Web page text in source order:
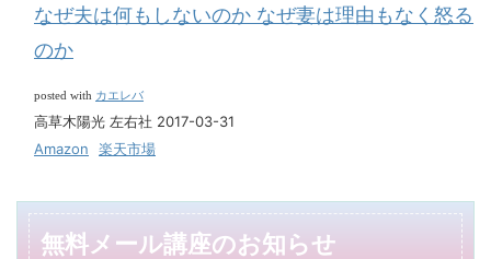
なぜ夫は何もしないのか なぜ妻は理由もなく怒る
のか
posted with カエレバ
高草木陽光 左右社 2017-03-31
Amazon
楽天市場
無料メール講座のお知らせ